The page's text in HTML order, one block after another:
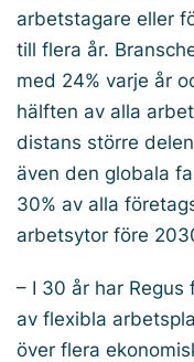
arbetstagare eller
till flera år.
med 24% varje år
hälften av alla
distans större
även den globala
30% av alla
arbetsytor före
– I 30 år har
av flexibla
över flera